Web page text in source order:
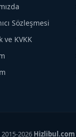
Sözleşmesi
ve KVKK
2026 Hizlibul.com